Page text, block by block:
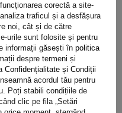
cu 360 kg,
transportului. Acesta
de transport,
poate fi obținută cu
un dispozitiv de
este deosebit de
încărcăturii,
reală care
corectă a site-
traficul și a desfășura
noi, cât și de către
urile sunt folosite și pentru
informații găsești în politica
despre termeni și
Confidențialitate și Condiții
acordul tău pentru
Poți stabili condițiile de
clic pe fila „Setări